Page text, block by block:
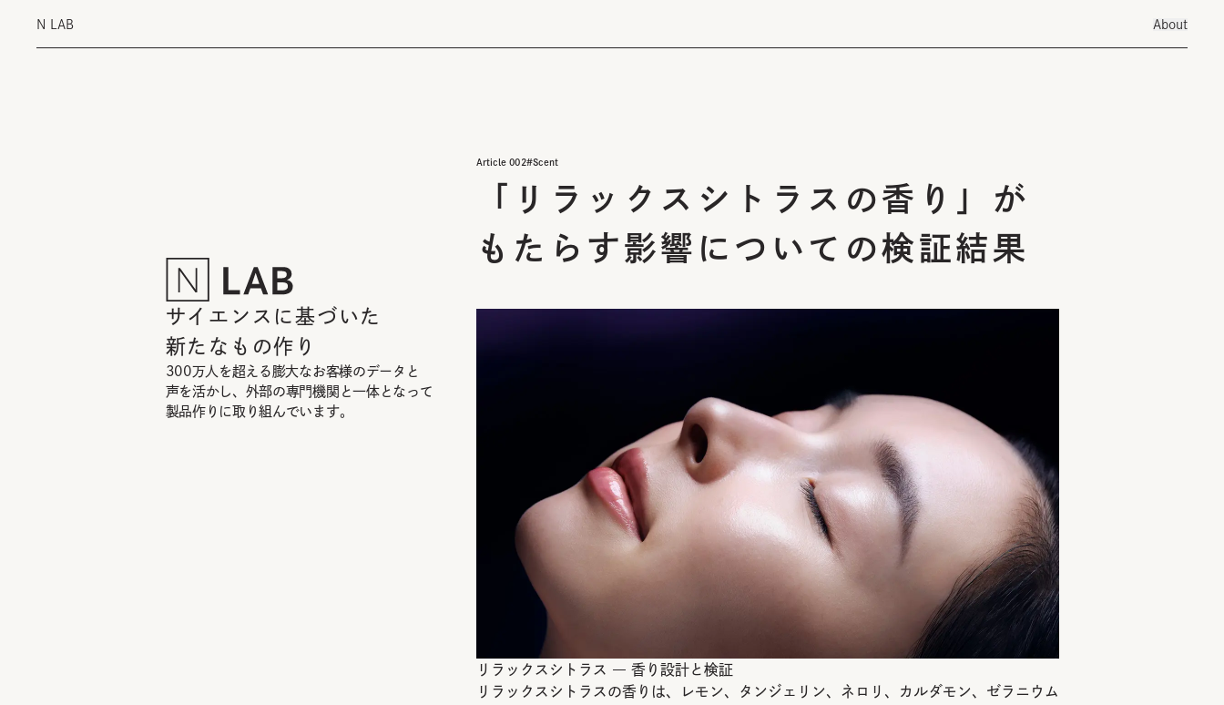
N LAB About
サイエンスに基づいた
新たなもの作り
300万人を超える膨大なお客様のデータと
声を活かし、外部の専門機関と一体となって
製品作りに取り組んでいます。
Article002#Scent
「リラックスシトラスの香り」が
もたらす影響についての検証結果
リラックスシトラス ― 香り設計と検証
リラックスシトラスの香りは、レモン、タンジェリン、ネロリ、カルダモン、ゼラニウム